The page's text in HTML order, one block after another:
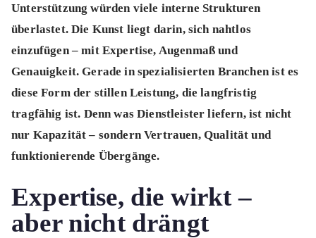
Unterstützung würden viele interne Strukturen
überlastet. Die Kunst liegt darin, sich nahtlos
einzufügen – mit Expertise, Augenmaß und
Genauigkeit. Gerade in spezialisierten Branchen ist es
diese Form der stillen Leistung, die langfristig
tragfähig ist. Denn was Dienstleister liefern, ist nicht
nur Kapazität – sondern Vertrauen, Qualität und
funktionierende Übergänge.
Expertise, die wirkt –
aber nicht drängt